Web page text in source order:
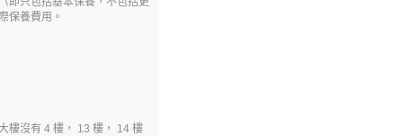
保養費用。
樓沒有 4 樓， 13 樓， 14 樓